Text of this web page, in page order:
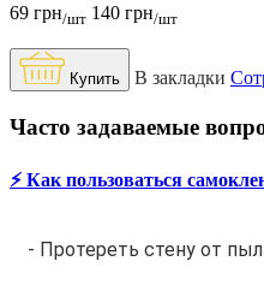
69 грн/шт 140 грн/шт
Купить В закладки
Часто задаваемые
⚡️ Как пользоваться
- Протереть стену от